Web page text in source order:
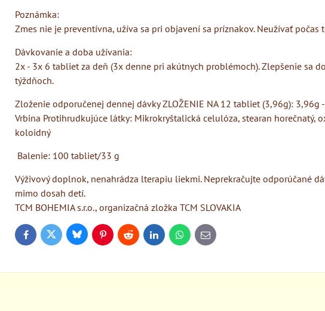
Poznámka:
Zmes nie je preventívna, užíva sa pri objavení sa príznakov. Neužívať počas
Dávkovanie a doba užívania:
2x - 3x 6 tabliet za deň (3x denne pri akútnych problémoch). Zlepšenie sa
týždňoch.
Zloženie odporučenej dennej dávky ZLOŽENIE NA 12 tabliet (3,96g): 3,96g -
Vrbina Protihrudkujúce látky: Mikrokryštalická celulóza, stearan horečnatý,
koloidný
Balenie: 100 tabliet/33 g
Výživový doplnok, nenahrádza lterapiu liekmi. Neprekračujte odporúčané
mimo dosah detí.
TCM BOHEMIA s.r.o., organizačná zložka TCM SLOVAKIA
FacebookTwitter BlueskyPinterestReddit LinkedInWhatsApp
E-
mail